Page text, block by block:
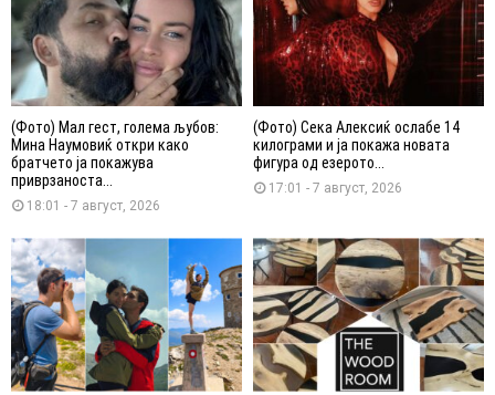
(Фото) Мал гест, голема љубов:
Мина Наумовиќ откри како
братчето ја покажува
приврзаноста...
18:01 - 7 август, 2026
(Фото) Сека Алексиќ ослабе 14
килограми и ја покажа новата
фигура од езерото...
17:01 - 7 август, 2026